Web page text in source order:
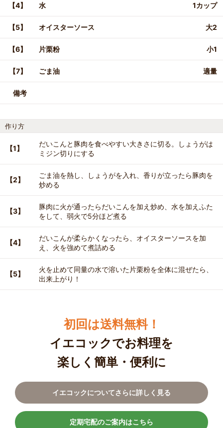
【4】 水 1カップ
【5】 オイスターソース 大2
【6】 片栗粉 小1
【7】 ごま油 適量
備考
作り方
【1】
だいこんと豚肉を食べやすい大きさに切る。しょうがは
ミジン切りにする
【2】
ごま油を熱し、しょうがを入れ、香りが立ったら豚肉を
炒める
【3】
豚肉に火が通ったらだいこんを加え炒め、水を加えふた
をして、弱火で5分ほど煮る
【4】
だいこんが柔らかくなったら、オイスターソースを加
え、火を強めて煮詰める
【5】
火を止めて同量の水で溶いた片栗粉を全体に混ぜたら、
出来上がり！
初回は送料無料！
イエコックでお料理を
楽しく簡単・便利に
イエコックについてさらに詳しく見る
定期宅配のご案内はこちら